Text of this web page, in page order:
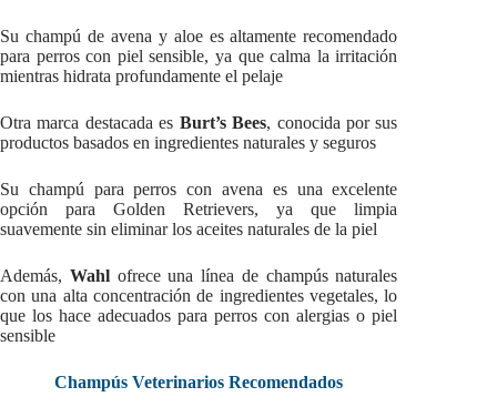
Su champú de avena y aloe es altamente recomendado
para perros con piel sensible, ya que calma la irritación
mientras hidrata profundamente el pelaje
Otra marca destacada es Burt’s Bees, conocida por sus
productos basados en ingredientes naturales y seguros
Su champú para perros con avena es una excelente
opción para Golden Retrievers, ya que limpia
suavemente sin eliminar los aceites naturales de la piel
Además, Wahlofrece una línea de champús naturales
con una alta concentración de ingredientes vegetales, lo
que los hace adecuados para perros con alergias o piel
sensible
Champús Veterinarios Recomendados